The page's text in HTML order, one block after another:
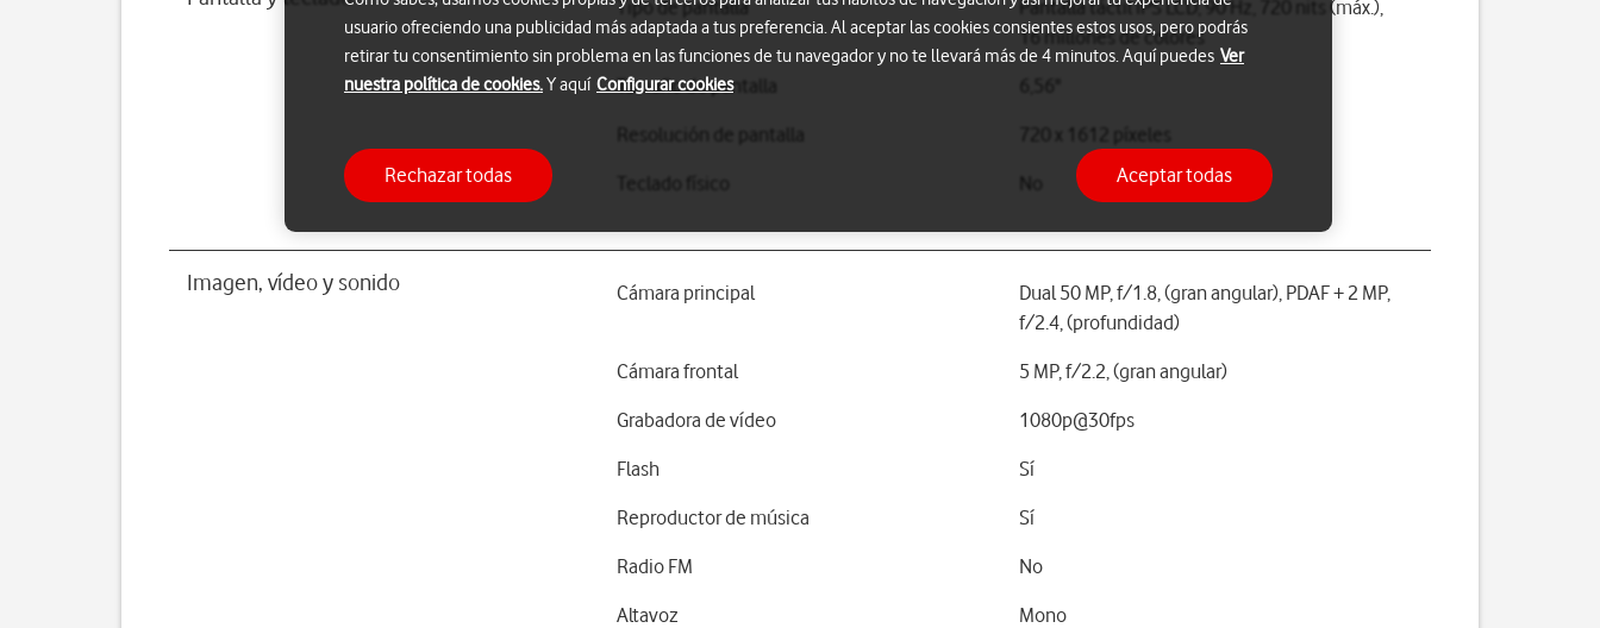
Tipo de pantalla
Pantalla táctil IPS LCD, 90 Hz, 720 nits (máx.),
16 millones de colores
Tamaño de pantalla
720 x 1612 píxeles
Imagen, vídeo y sonido Cámara principal
Dual 50 MP, f/1.8, (gran angular), PDAF + 2 MP,
f/2.4, (profundidad)
Cámara frontal 5 MP, f/2.2, (gran angular)
Grabadora de vídeo 1080p@30fps
Flash Sí
Reproductor de música Sí
Radio FM No
Altavoz Mono
usuario ofreciendo una publicidad más adaptada a tus preferencia. Al aceptar las cookies consientes estos usos, pero podrás
retirar tu consentimiento sin problema en las funciones de tu navegador y no te llevará más de 4 minutos. Aquí puedes Ver
nuestra política de cookies.Y aquí Configurar cookies
Rechazar todas Aceptar todas